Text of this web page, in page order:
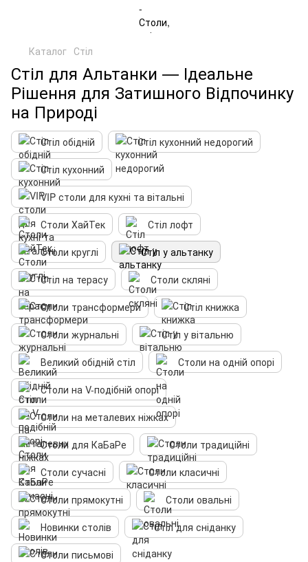
Каталог Стіл
Стіл для Альтанки — Ідеальне
Рішення для Затишного Відпочинку
на Природі
Стіл обідній
Стіл кухонний недорогий
Стіл кухонний
VIP столи для кухні та вітальні
Столи ХайТек
Стіл лофт
Столи круглі
Стіл у альтанку
Стіл на терасу
Столи скляні
Столи трансформери
Стіл книжка
Столи журнальні
Стіл у вітальню
Великий обідній стіл
Столи на одній опорі
Столи на V-подібній опорі
Столи на металевих ніжках
Столи для КаБаРе
Столи традиційні
Столи сучасні
Столи класичні
Столи прямокутні
Столи овальні
Новинки столів
Стіл для сніданку
Столи письмові